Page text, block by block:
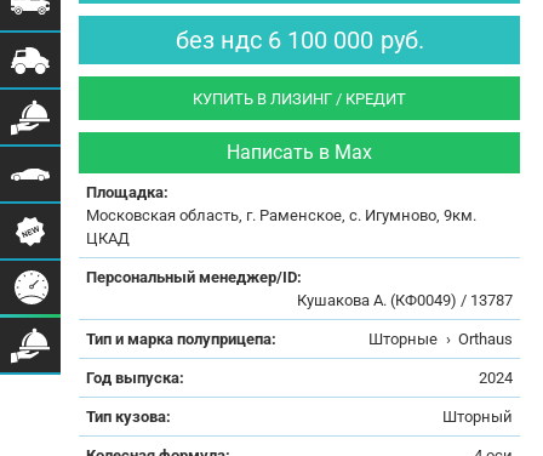
без ндс 6 100 000 руб.
КУПИТЬ В ЛИЗИНГ / КРЕДИТ
Написать в Max
Площадка:
Московская область, г. Раменское, с. Игумново, 9км.
ЦКАД
Персональный менеджер/ID:
Кушакова А. (КФ0049) / 13787
Тип и марка полуприцепа: Шторные › Orthaus
Год выпуска: 2024
Тип кузова: Шторный